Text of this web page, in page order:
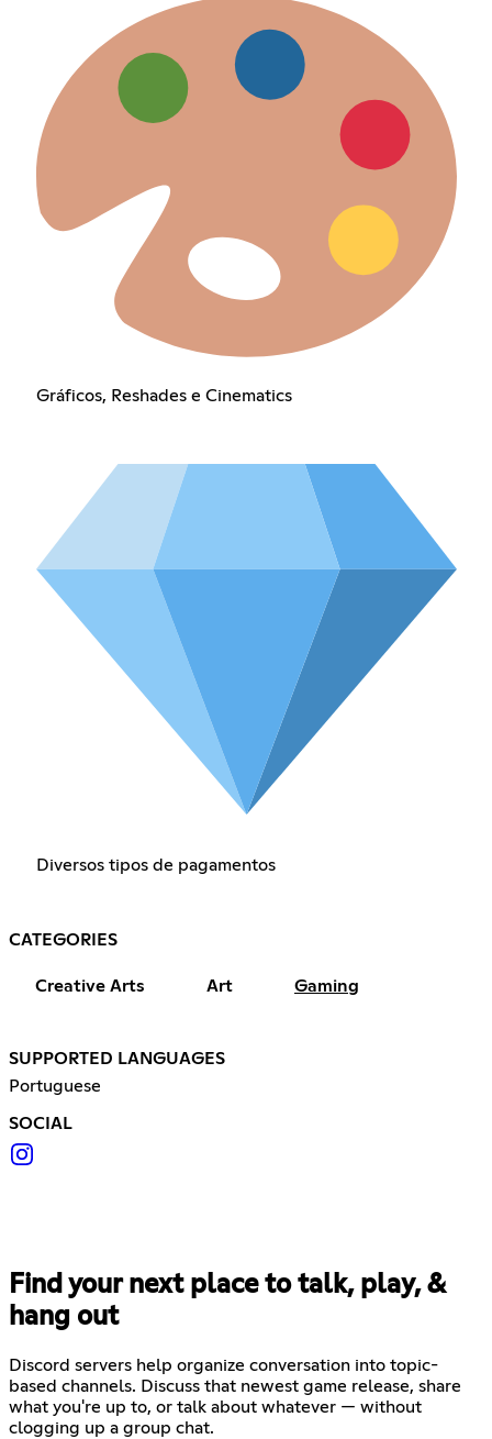
Gráficos, Reshades e Cinematics
Diversos tipos de pagamentos
CATEGORIES
Creative Arts Art Gaming
SUPPORTED LANGUAGES
Portuguese
SOCIAL
Find your next place to talk, play, &
hang out
Discord servers help organize conversation into topic-
based channels. Discuss that newest game release, share
what you're up to, or talk about whatever — without
clogging up a group chat.